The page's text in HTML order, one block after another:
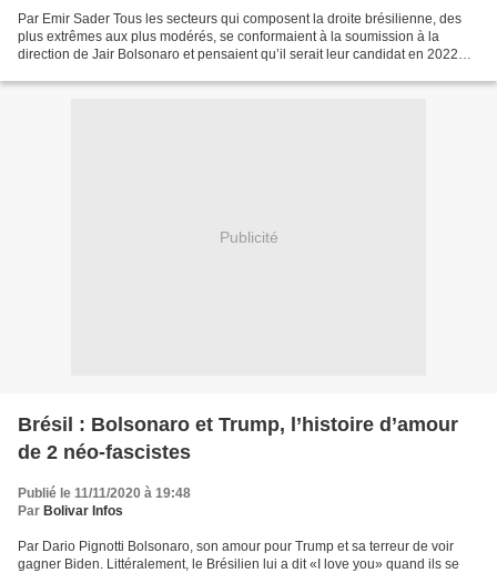
Par Emir Sader Tous les secteurs qui composent la droite brésilienne, des
plus extrêmes aux plus modérés, se conformaient à la soumission à la
direction de Jair Bolsonaro et pensaient qu’il serait leur candidat en 2022
Publicité
Brésil : Bolsonaro et Trump, l’histoire d’amour
de 2 néo-fascistes
Publié le 11/11/2020 à 19:48
Par Bolivar Infos
Par Dario Pignotti Bolsonaro, son amour pour Trump et sa terreur de voir
gagner Biden. Littéralement, le Brésilien lui a dit «I love you» quand ils se